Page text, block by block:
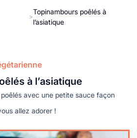
>
Topinambours poêlés à
l’asiatique
à l’asiatique
avec une petite sauce façon
allez adorer !